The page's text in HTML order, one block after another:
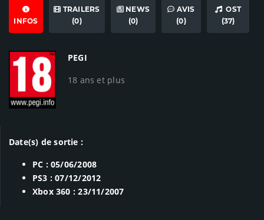
INFOS
TRAILERS
(0)
NEWS
(0)
AVIS
(0)
OST
(37)
PEGI
18 ans et plus
Date(s) de sortie :
PC : 05/06/2008
PS3 : 07/12/2012
Xbox 360 : 23/11/2007